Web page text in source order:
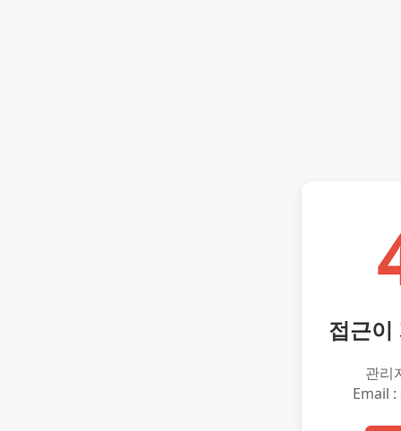
접근이
관리
Email